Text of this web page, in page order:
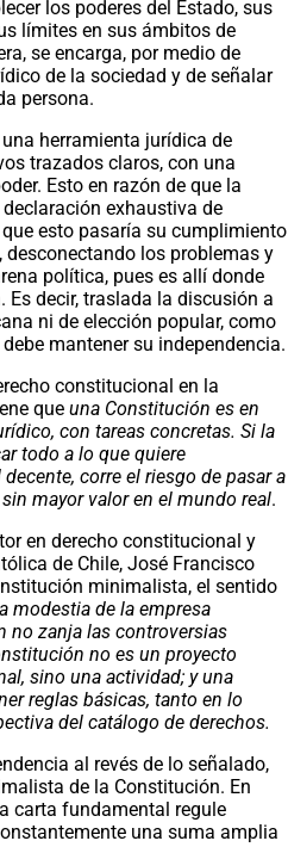
los poderes del Estado, sus
límites en sus ámbitos de
se encarga, por medio de
de la sociedad y de señalar
persona.
herramienta jurídica de
trazados claros, con una
Esto en razón de que la
exhaustiva de
esto pasaría su cumplimiento
los problemas y
política, pues es allí donde
Es decir, traslada la discusión a
ni de elección popular, como
mantener su independencia.
constitucional en la
que una Constitución es en
con tareas concretas. Si la
todo a lo que quiere
corre el riesgo de pasar a
mayor valor en el mundo real.
en derecho constitucional y
de Chile, José Francisco
minimalista, el sentido
modestia de la empresa
no zanja las controversias
no es un proyecto
sino una actividad; y una
reglas básicas, tanto en lo
del catálogo de derechos.
al revés de lo señalado,
de la Constitución. En
carta fundamental regule
una suma amplia